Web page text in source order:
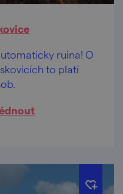
ruina! O
to platí